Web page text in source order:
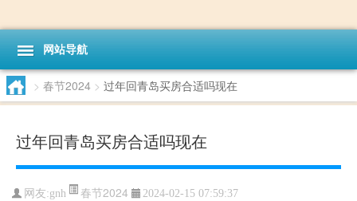
网站导航
> 春节2024 > 过年回青岛买房合适吗现在
过年回青岛买房合适吗现在
网友:gnh 春节2024 2024-02-15 07:59:37